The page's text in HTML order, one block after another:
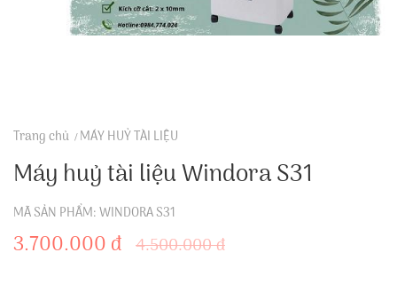
Trang chủ MÁY HUỶ TÀI LIỆU
Máy huỷ tài liệu Windora S31
MÃ SẢN PHẨM: WINDORA S31
3.700.000 đ 4.500.000 đ